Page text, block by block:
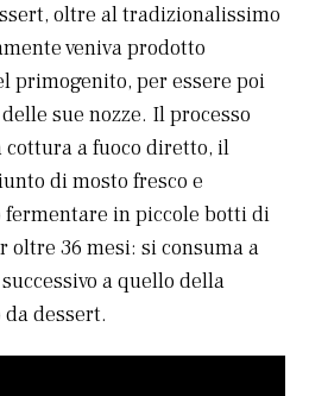
oltre al tradizionalissimo
veniva prodotto
primogenito, per essere poi
sue nozze. Il processo
cottura a fuoco diretto, il
di mosto fresco e
fermentare in piccole botti di
oltre 36 mesi: si consuma a
a quello della
dessert.